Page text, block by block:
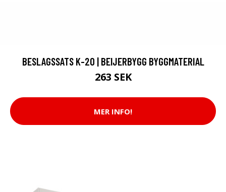
BESLAGSSATS K-20 | BEIJERBYGG BYGGMATERIAL
263 SEK
MER INFO!